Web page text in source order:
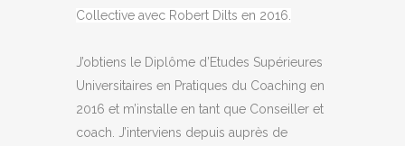
Collective avec Robert Dilts en 2016.
J’obtiens le Diplôme d’Etudes Supérieures
Universitaires en Pratiques du Coaching en
2016 et m’installe en tant que Conseiller et
coach. J’interviens depuis auprès de